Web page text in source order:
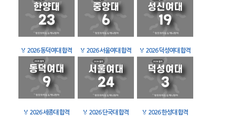
🏅 2026 동덕여대 합격 🏅 2026 서울여대 합격 🏅 2026 덕성여대 합격
🏅 2026 세종대 합격 🏅 2026 단국대 합격 🏅 2026 한성대 합격